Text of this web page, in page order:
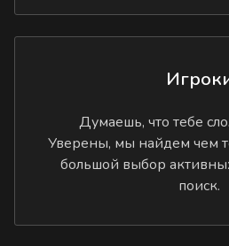
Думаешь, что тебе
Уверены, мы найдем чем
большой выбор
поиск.